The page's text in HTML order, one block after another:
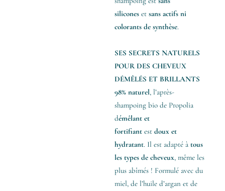
siliconeset sans actifs ni
colorants de synthèse.
SES SECRETS NATURELS
POUR DES CHEVEUX
DÉMÊLÉS ET BRILLANTS
98% naturel, l’après-
shampoing bio de Propolia
démêlant et
fortifiantest doux et
hydratant. Il est adapté àtous
les types de cheveux, même les
plus abîmés ! Formulé avec du
miel, de l’huile d’argan et de